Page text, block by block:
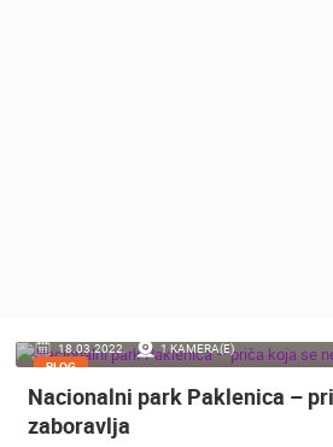
POLICY
BANERI
18.03.2022.
1 KAMERA(E)
BLOG
Nacionalni park Paklenica –
zaboravlja